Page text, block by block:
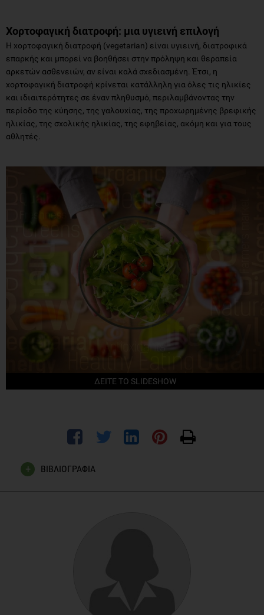
Χορτοφαγική διατροφή: μια υγιεινή επιλογή
Η χορτοφαγική διατροφή (vegetarian) είναι υγιεινή, διατροφικά
επαρκής και μπορεί να βοηθήσει στην πρόληψη και θεραπεία
αρκετών ασθενειών, αν είναι καλά σχεδιασμένη. Έτσι, η
χορτοφαγική διατροφή κρίνεται κατάλληλη για όλες τις ηλικίες
και ιδιαιτερότητες σε έναν πληθυσμό, περιλαμβάνοντας την
περίοδο της κύησης, της γαλουχίας, της προχωρημένης βρεφικής
ηλικίας, της σχολικής ηλικίας, της εφηβείας, ακόμη και για τους
αθλητές.
ΔΕΙΤΕ ΤΟ SLIDESHOW
ΒΙΒΛΙΟΓΡΑΦΙΑ
http://www.webmd.com/diet/ss/slideshow-vegetarian-diet?